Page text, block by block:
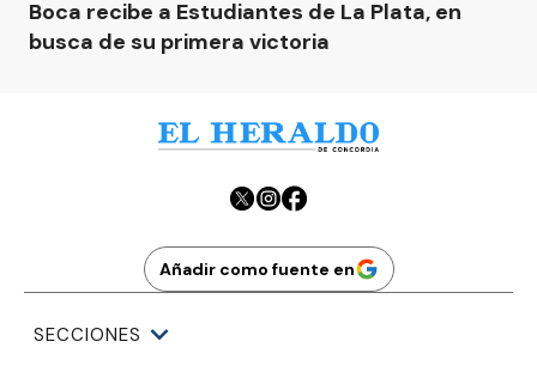
Boca recibe a Estudiantes de La Plata, en
busca de su primera victoria
Añadir como fuente en
SECCIONES